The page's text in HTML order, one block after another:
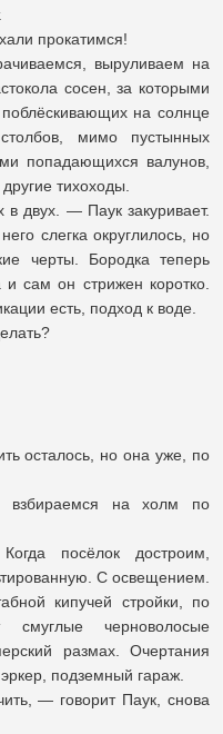
прокатимся!
выруливаем на
сосен, за которыми
на солнце
мимо пустынных
попадающихся валунов,
тихоходы.
двух. — Паук закуривает.
слегка округлилось, но
черты. Бородка теперь
и сам он стрижен коротко.
есть, подход к воде.
осталось, но она уже, по
на холм по
посёлок достроим,
С освещением.
кипучей стройки, по
смуглые черноволосые
размах. Очертания
подземный гараж.
— говорит Паук, снова